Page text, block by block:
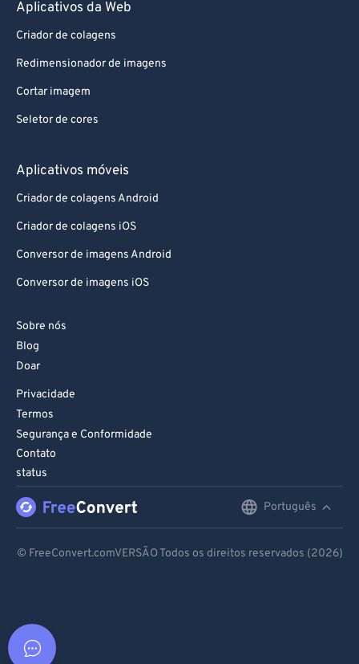
Aplicativos da Web
Criador de colagens
Redimensionador de imagens
Cortar imagem
Seletor de cores
Aplicativos móveis
Criador de colagens Android
Criador de colagens iOS
Conversor de imagens Android
Conversor de imagens iOS
Sobre nós
Blog
Doar
Privacidade
Termos
Segurança e Conformidade
Contato
status
Português
© FreeConvert.comVERSÃO Todos os direitos reservados (2026)